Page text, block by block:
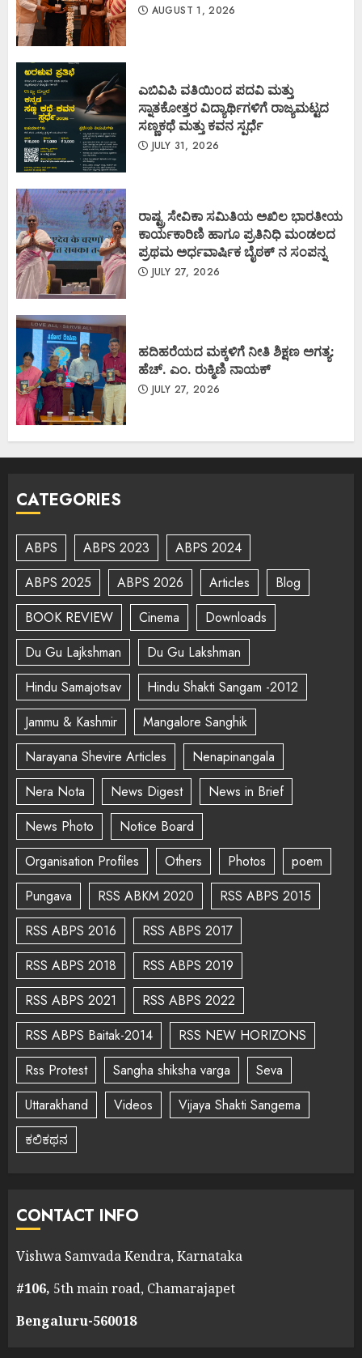
AUGUST 1, 2026
ಎಬಿವಿಪಿ ವತಿಯಿಂದ ಪದವಿ ಮತ್ತು
ಸ್ನಾತಕೋತ್ತರ ವಿದ್ಯಾರ್ಥಿಗಳಿಗೆ ರಾಜ್ಯಮಟ್ಟದ
ಸಣ್ಣಕಥೆ ಮತ್ತು ಕವನ ಸ್ಪರ್ಧೆ
JULY 31, 2026
ರಾಷ್ಟ್ರ ಸೇವಿಕಾ ಸಮಿತಿಯ ಅಖಿಲ ಭಾರತೀಯ
ಕಾರ್ಯಕಾರಿಣಿ ಹಾಗೂ ಪ್ರತಿನಿಧಿ ಮಂಡಲದ
ಪ್ರಥಮ ಅರ್ಧವಾರ್ಷಿಕ ಬೈಠಕ್ ನ ಸಂಪನ್ನ
JULY 27, 2026
ಹದಿಹರೆಯದ ಮಕ್ಕಳಿಗೆ ನೀತಿ ಶಿಕ್ಷಣ ಅಗತ್ಯ:
ಹೆಚ್. ಎಂ. ರುಕ್ಮಿಣಿ ನಾಯಕ್
JULY 27, 2026
CATEGORIES
ABPS ABPS 2023
ABPS 2024
ABPS 2025
ABPS 2026 Articles
Blog
BOOK REVIEW
Cinema
Downloads
Du Gu Lajkshman
Du Gu Lakshman
Hindu Samajotsav
Hindu Shakti Sangam -2012
Jammu & Kashmir
Mangalore Sanghik
Narayana Shevire Articles
Nenapinangala
Nera Nota
News Digest
News in Brief
News Photo
Notice Board
Organisation Profiles
Others Photos
poem
Pungava
RSS ABKM 2020
RSS ABPS 2015
RSS ABPS 2016
RSS ABPS 2017
RSS ABPS 2018
RSS ABPS 2019
RSS ABPS 2021
RSS ABPS 2022
RSS ABPS Baitak-2014
RSS NEW HORIZONS
Rss Protest
Sangha shiksha varga
Seva
Uttarakhand
Videos
Vijaya Shakti Sangema
ಕಲಿಕಥನ
CONTACT INFO
Vishwa Samvada Kendra, Karnataka
#106, 5th main road, Chamarajapet
Bengaluru-560018